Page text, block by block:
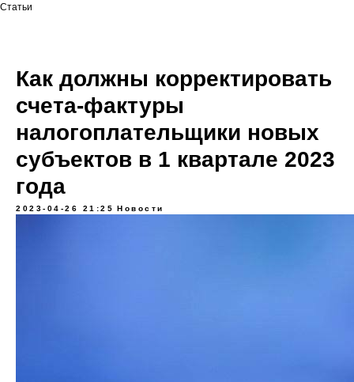
Статьи
Как должны корректировать
счета-фактуры
налогоплательщики новых
субъектов в 1 квартале 2023
года
2023-04-26 21:25 Новости